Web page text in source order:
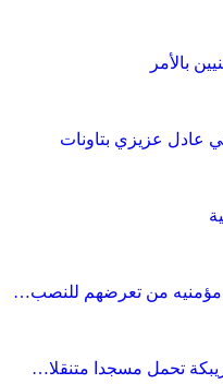
بالأمر
عادل عزيزي بتاونات
مؤمنيه من تعرضهم للنصب…
تحمل مسجدا متنقلا…